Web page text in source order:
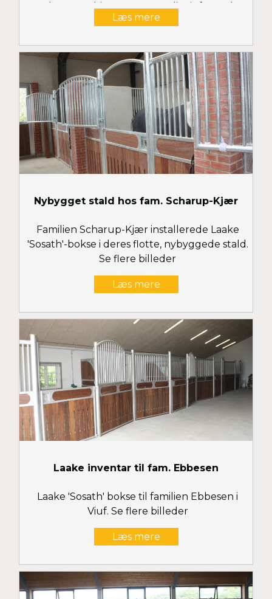
topheste og hingste er naturligvis fra Laake.
Se flere billeder her..
Læs mere
Nybygget stald hos fam. Scharup-Kjær
Familien Scharup-Kjær installerede Laake
'Sosath'-bokse i deres flotte, nybyggede stald.
Se flere billeder
Læs mere
Laake inventar til fam. Ebbesen
Laake 'Sosath' bokse til familien Ebbesen i
Viuf. Se flere billeder
Læs mere